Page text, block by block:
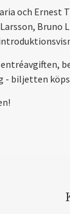
och Ernest
Bruno
- biljetten